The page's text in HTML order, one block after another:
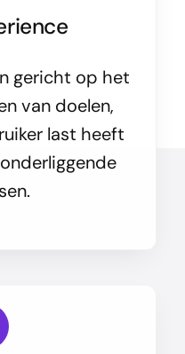
gericht op het
van doelen,
last heeft